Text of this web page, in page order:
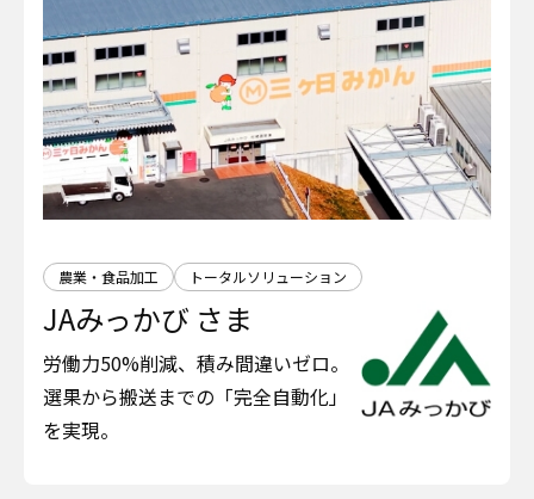
農業・食品加工 トータルソリューション
JAみっかび さま
労働力50%削減、積み間違いゼロ。
選果から搬送までの「完全自動化」
を実現。